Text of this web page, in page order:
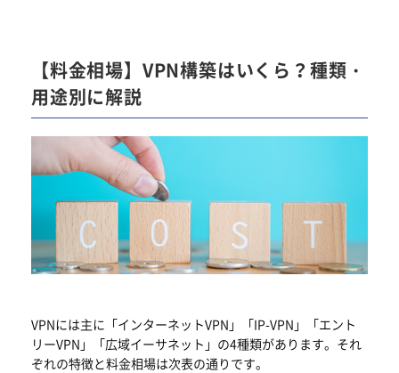
【料金相場】VPN構築はいくら？種類・
用途別に解説
VPNには主に「インターネットVPN」「IP-VPN」「エント
リーVPN」「広域イーサネット」の4種類があります。それ
ぞれの特徴と料金相場は次表の通りです。